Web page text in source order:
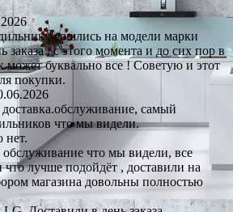
, сошлись на модели марки
заказа , с этого момента и до сих пор в
может буквально все ! Советую и этот
покупки.
самый
что мы видели.
нет.
что мы видели, все
что лучше подойдёт , доставили на
магазина довольны полностью